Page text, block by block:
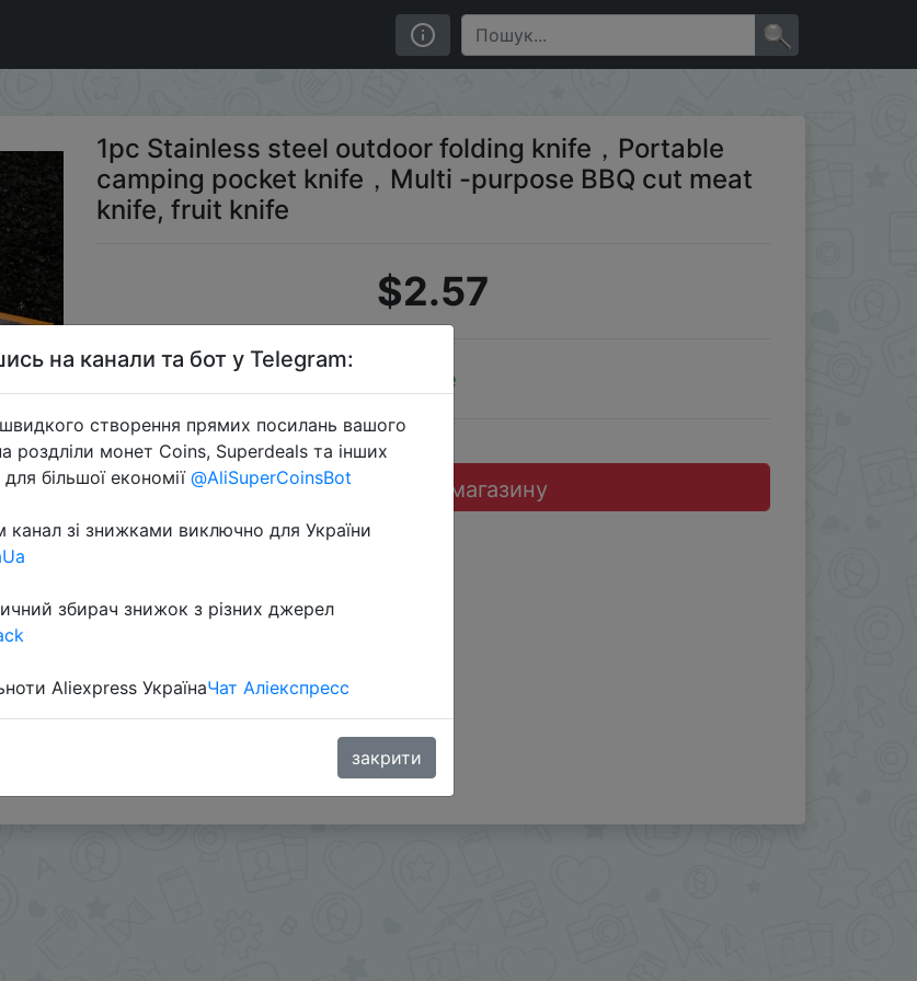
pocket knife，Multi -purpose BBQ cut meat knife, fruit knife
1pc Stainless steel outdoor folding knife，Portable
camping pocket knife，Multi -purpose BBQ cut meat
knife, fruit knife
$2.57
Sale
Перейти до магазину
на канали та бот у Telegram:
створення прямих посилань вашого
роздліли монет Coins, Superdeals та інших
для більшої економії @AliSuperCoinsBot
канал зі знижками виключно для України
збирач знижок з різних джерел
Aliexpress УкраїнаЧат Аліекспресс
закрити